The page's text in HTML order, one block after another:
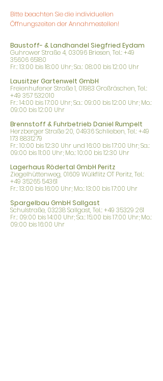
Bitte beachten Sie die individuellen
Öffnungszeiten der Annahmestellen!
Baustoff- & Landhandel Siegfried Eydam
Guhrower Straße 4, 03096 Briesen, Tel.: +49
35606 65180
Fr.: 13:00 bis 18:00 Uhr; Sa.: 08:00 bis 12:00 Uhr
Lausitzer Gartenwelt GmbH
Freienhufener Straße 1, 01983 Großräschen, Tel.:
+49 357 532010
Fr.: 14:00 bis 17:00 Uhr; Sa.: 09:00 bis 12:00 Uhr; Mo.:
09:00 bis 12:00 Uhr
Brennstoff & Fuhrbetrieb Daniel Rumpelt
Herzberger Straße 20, 04936 Schlieben, Tel.: +49
173 8831279
Fr.: 10:00 bis 12:30 Uhr und 16:00 bis 17:00 Uhr; Sa.:
09:00 bis 11:00 Uhr; Mo.: 10:00 bis 12:30 Uhr
Lagerhaus Rödertal GmbH Peritz
Ziegelhüttenweg, 01609 Wülkflitz OT Peritz, Tel.:
+49 35265 54361
Fr.: 13:00 bis 16:00 Uhr; Mo.: 13:00 bis 17:00 Uhr
Spargelbau GmbH Sallgast
Schulstraße, 03238 Sallgast, Tel.: +49 35329 261
Fr.: 09:00 bis 14:00 Uhr; Sa.: 15:00 bis 17:00 Uhr; Mo.:
09:00 bis 16:00 Uhr